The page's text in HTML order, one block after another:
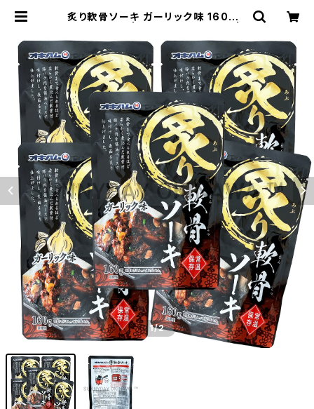
炙り軟骨ソーキ ガーリック味 160g 5
超沖縄専門店
1/2